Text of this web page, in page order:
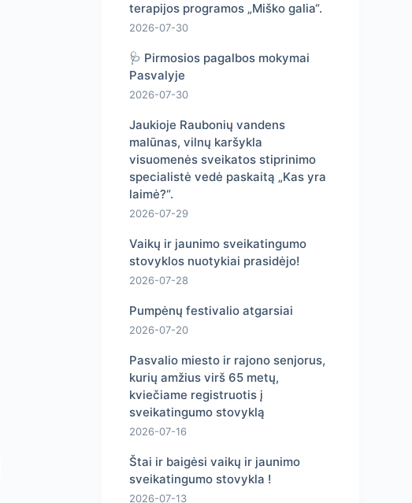
terapijos programos „Miško galia“.
2026-07-30
🩺 Pirmosios pagalbos mokymai
Pasvalyje
2026-07-30
Jaukioje Raubonių vandens
malūnas, vilnų karšykla
visuomenės sveikatos stiprinimo
specialistė vedė paskaitą „Kas yra
laimė?“.
2026-07-29
Vaikų ir jaunimo sveikatingumo
stovyklos nuotykiai prasidėjo!
2026-07-28
Pumpėnų festivalio atgarsiai
2026-07-20
Pasvalio miesto ir rajono senjorus,
kurių amžius virš 65 metų,
kviečiame registruotis į
sveikatingumo stovyklą
2026-07-16
Štai ir baigėsi vaikų ir jaunimo
sveikatingumo stovykla !
2026-07-13